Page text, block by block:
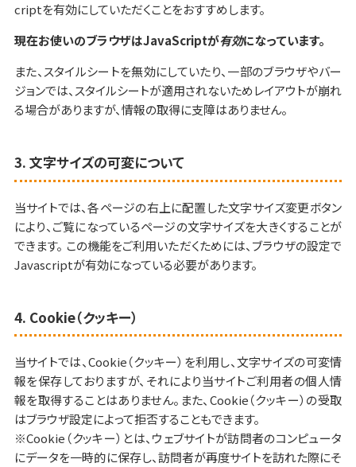
criptを有効にしていただくことをおすすめします。
現在お使いのブラウザはJavaScriptが有効になっています。
また、スタイルシートを無効にしていたり、一部のブラウザやバー
ジョンでは、スタイルシートが適用されないためレイアウトが崩れ
る場合がありますが、情報の取得に支障はありません。
3. 文字サイズの可変について
当サイトでは、各ページの右上に配置した文字サイズ変更ボタン
により、ご覧になっているページの文字サイズを大きくすることが
できます。 この機能をご利用いただくためには、ブラウザの設定で
Javascriptが有効になっている必要があります。
4. Cookie（クッキー）
当サイトでは、Cookie（クッキー）を利用し、文字サイズの可変情
報を保存しておりますが、それにより当サイトご利用者の個人情
報を取得することはありません。また、Cookie（クッキー）の受取
はブラウザ設定によって拒否することもできます。
※Cookie（クッキー）とは、ウェブサイトが訪問者のコンピュータ
にデータを一時的に保存し、訪問者が再度サイトを訪れた際にそ